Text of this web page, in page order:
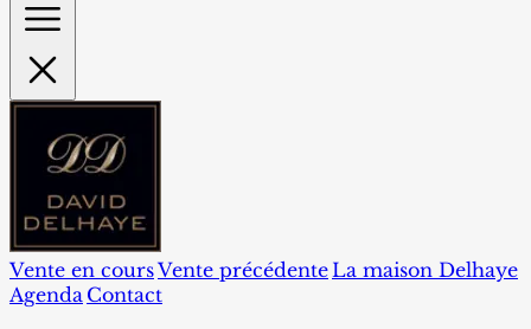
Vente en coursVente précédente La maison Delhaye
Agenda Contact